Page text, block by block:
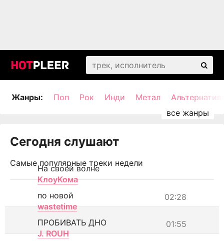
Жанры: Поп Рок Инди Метал
Сегодня слушают
Самые популярные треки недели
На своей волне
КлоуКома
02:28
по новой
wastetime
01:55
ПРОБИВАТЬ ДНО
J. ROUH